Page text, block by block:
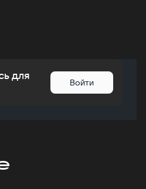
для
Войти